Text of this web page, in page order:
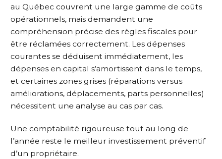
au Québec couvrent une large gamme de coûts
opérationnels, mais demandent une
compréhension précise des règles fiscales pour
être réclamées correctement. Les dépenses
courantes se déduisent immédiatement, les
dépenses en capital s’amortissent dans le temps,
et certaines zones grises (réparations versus
améliorations, déplacements, parts personnelles)
nécessitent une analyse au cas par cas.
Une comptabilité rigoureuse tout au long de
l’année reste le meilleur investissement préventif
d’un propriétaire.